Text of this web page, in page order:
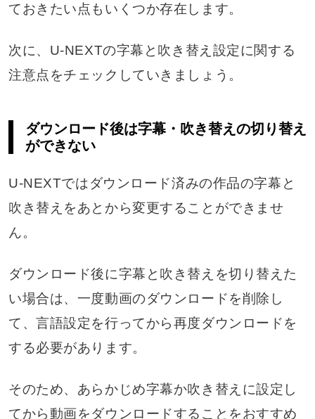
ておきたい点もいくつか存在します。
次に、U-NEXTの字幕と吹き替え設定に関する
注意点をチェックしていきましょう。
ダウンロード後は字幕・吹き替えの切り替え
ができない
U-NEXTではダウンロード済みの作品の字幕と
吹き替えをあとから変更することができませ
ん。
ダウンロード後に字幕と吹き替えを切り替えた
い場合は、一度動画のダウンロードを削除し
て、言語設定を行ってから再度ダウンロードを
する必要があります。
そのため、あらかじめ字幕か吹き替えに設定し
てから動画をダウンロードすることをおすすめ